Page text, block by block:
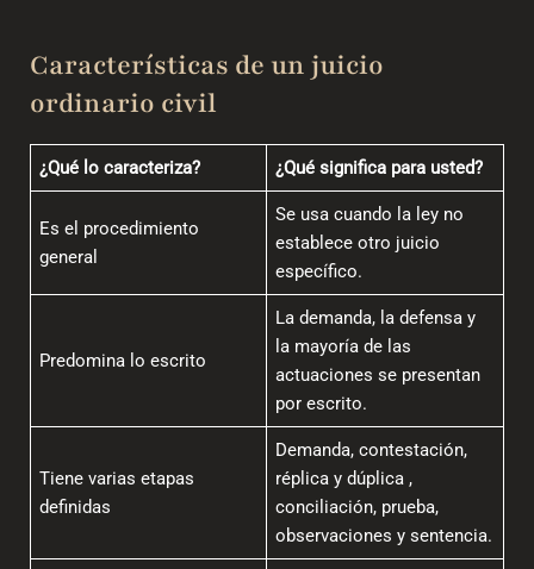
Características de un juicio
ordinario civil
¿Qué lo caracteriza? ¿Qué significa para usted?
Es el procedimiento
general
Se usa cuando la ley no
establece otro juicio
específico.
Predomina lo escrito
La demanda, la defensa y
la mayoría de las
actuaciones se presentan
por escrito.
Tiene varias etapas
definidas
Demanda, contestación,
réplica y dúplica ,
conciliación, prueba,
observaciones y sentencia.